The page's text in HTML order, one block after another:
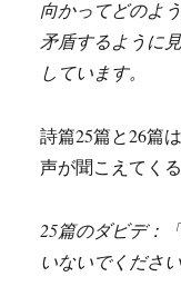
向かってどのよ
矛盾するように
しています。
詩篇25篇と26篇
声が聞こえてくる
25篇のダビデ：
いないでくださ